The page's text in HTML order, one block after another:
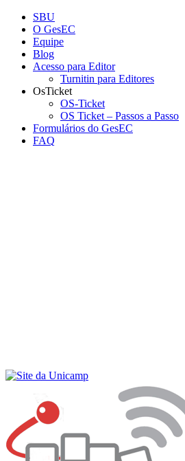
Conteúdo principal
SBU
O GesEC
Equipe
Blog
Acesso para Editor
Turnitin para Editores
OsTicket
OS-Ticket
OS Ticket – Passos a Passo
Formulários do GesEC
FAQ